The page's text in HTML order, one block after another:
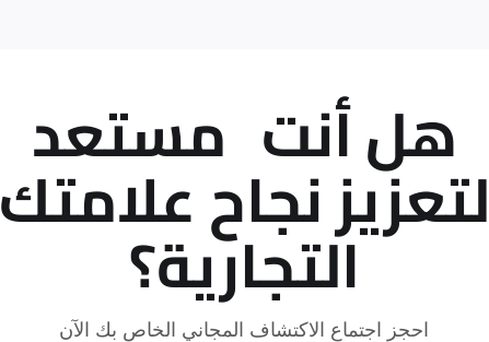
هل أنت مستعد
لتعزيز نجاح علامتك
التجارية؟
احجز اجتماع الاكتشاف المجاني الخاص بك الآن